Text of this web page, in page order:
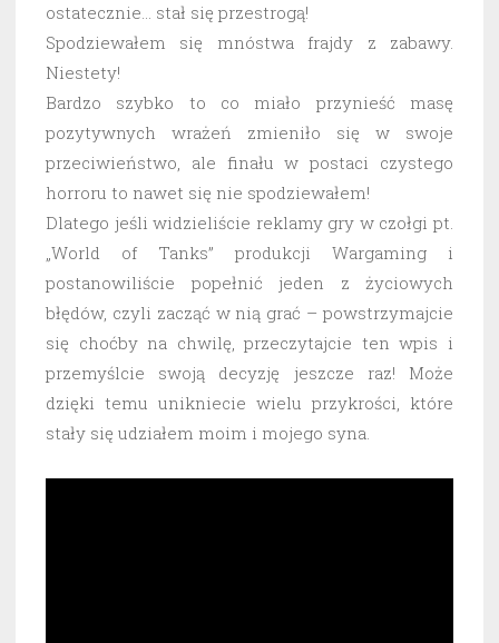
ostatecznie… stał się przestrogą!
Spodziewałem się mnóstwa frajdy z zabawy.
Niestety!
Bardzo szybko to co miało przynieść masę
pozytywnych wrażeń zmieniło się w swoje
przeciwieństwo, ale finału w postaci czystego
horroru to nawet się nie spodziewałem!
Dlatego jeśli widzieliście reklamy gry w czołgi pt.
„World of Tanks” produkcji Wargaming i
postanowiliście popełnić jeden z życiowych
błędów, czyli zacząć w nią grać – powstrzymajcie
się choćby na chwilę, przeczytajcie ten wpis i
przemyślcie swoją decyzję jeszcze raz! Może
dzięki temu unikniecie wielu przykrości, które
stały się udziałem moim i mojego syna.